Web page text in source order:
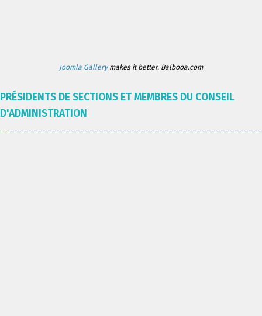
Joomla Gallerymakes it better. Balbooa.com
PRÉSIDENTS DE SECTIONS ET MEMBRES DU CONSEIL
D'ADMINISTRATION